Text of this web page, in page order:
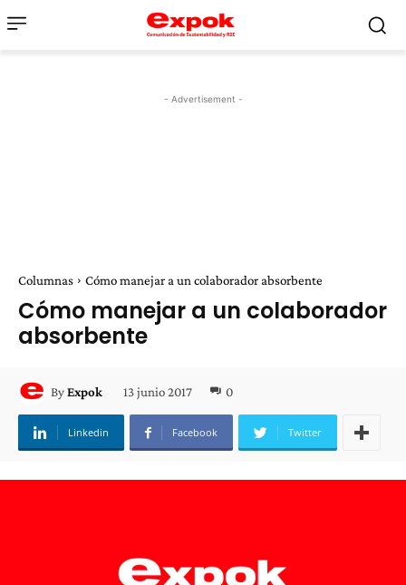
- Advertisement -
Columnas Cómo manejar a un colaborador absorbente
Cómo manejar a un colaborador
absorbente
ByExpok 13 junio 2017 0
Linkedin Facebook Twitter